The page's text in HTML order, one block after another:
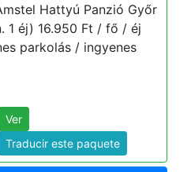
Hattyú Panzió Győr
1 éj) 16.950 Ft / fő / éj
parkolás / ingyenes
Ver
Traducir este paquete